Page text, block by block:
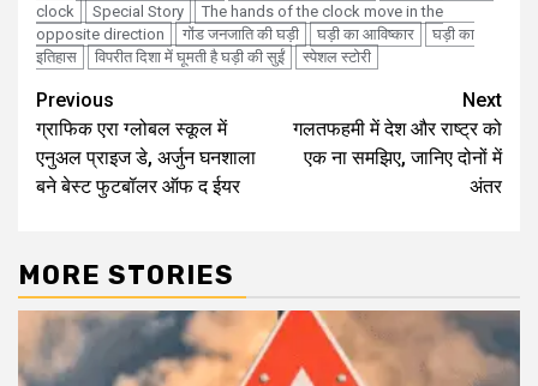
clock
Special Story
The hands of the clock move in the
opposite direction
गोंड जनजाति की घड़ी घड़ी का आविष्कार
घड़ी का
इतिहास
विपरीत दिशा में घूमती है घड़ी की सुईं स्पेशल स्टोरी
Continue
Reading
Previous
ग्राफिक एरा ग्लोबल स्कूल में
एनुअल प्राइज डे, अर्जुन घनशाला
बने बेस्ट फुटबॉलर ऑफ द ईयर
Next
गलतफहमी में देश और राष्ट्र को
एक ना समझिए, जानिए दोनों में
अंतर
MORE STORIES